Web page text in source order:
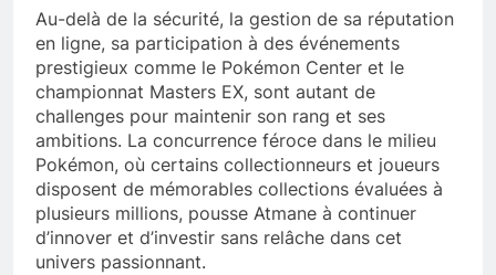
Au-delà de la sécurité, la gestion de sa réputation
en ligne, sa participation à des événements
prestigieux comme le Pokémon Center et le
championnat Masters EX, sont autant de
challenges pour maintenir son rang et ses
ambitions. La concurrence féroce dans le milieu
Pokémon, où certains collectionneurs et joueurs
disposent de mémorables collections évaluées à
plusieurs millions, pousse Atmane à continuer
d’innover et d’investir sans relâche dans cet
univers passionnant.